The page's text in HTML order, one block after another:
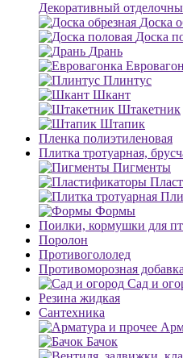
Декоративный
Доска
Доска
Дрань
Плинтус
Шкант
Штакетник
Штапик
Пленка полиэтиленовая
Плитка тротуарная,
Пигменты
Формы
Поилки, кормушки для
Поролон
Противогололед
Противоморозная добавка
Сад и
Резина жидкая
Сантехника
Бачок